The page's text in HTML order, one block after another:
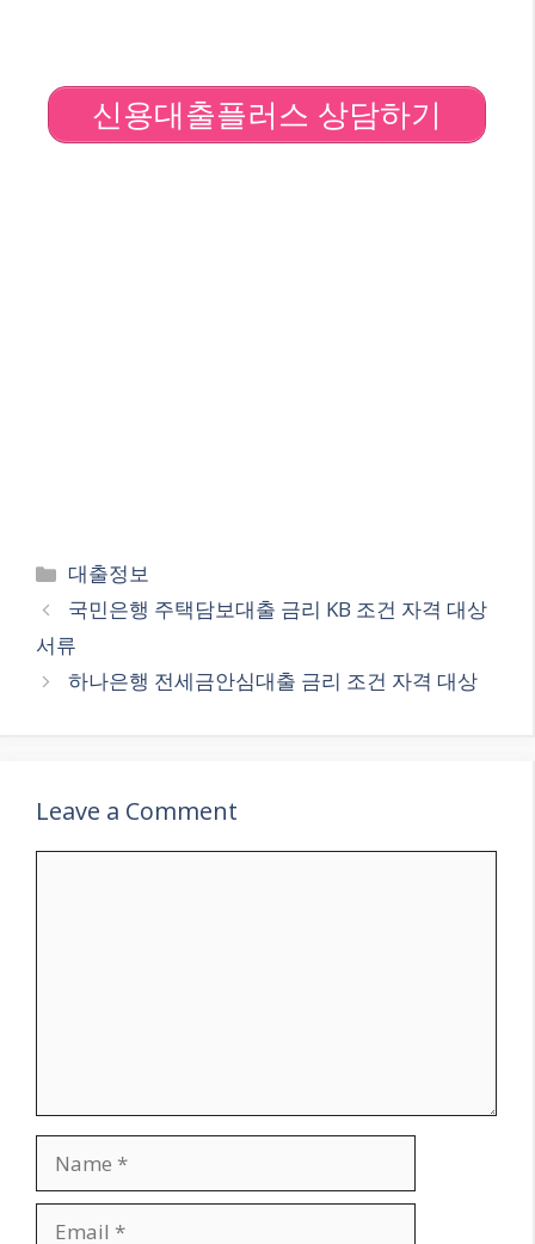
신용대출플러스 상담하기
Categories
대출정보
국민은행 주택담보대출 금리 KB 조건 자격 대상
서류
하나은행 전세금안심대출 금리 조건 자격 대상
Leave a Comment